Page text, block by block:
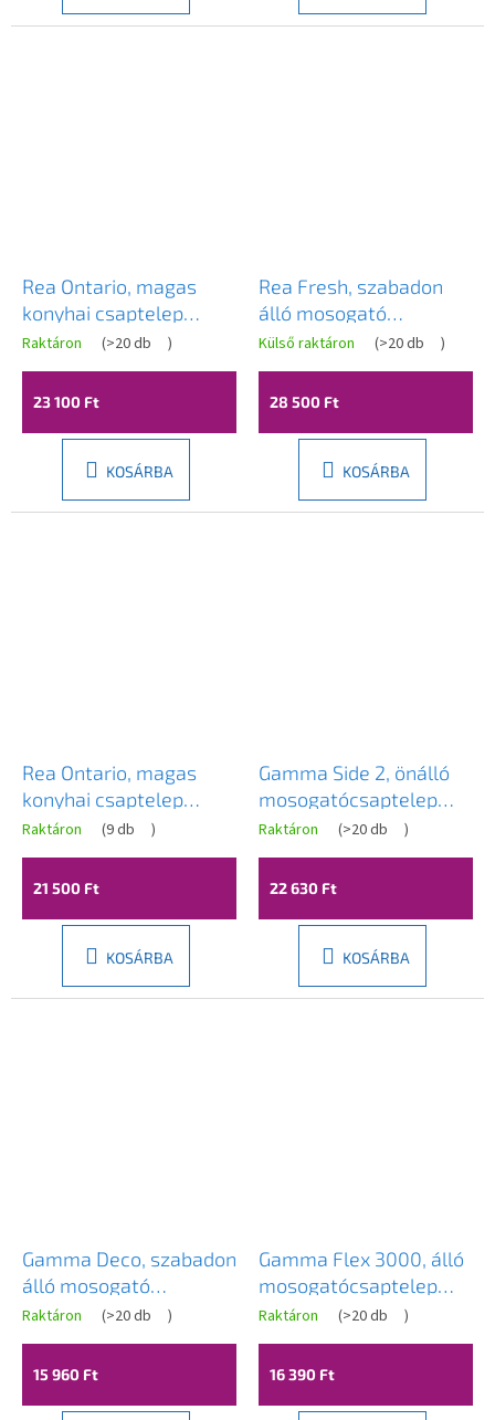
Rea Ontario, magas
konyhai csaptelep
kihúzható zuhanyfejjel,
matt arany, REA-B7575
Raktáron (>20 db )
23 100 Ft
KOSÁRBA
Rea Fresh, szabadon
álló mosogató
csaptelep, arany matt,
REA-B9148
Külső raktáron (>20 db )
28 500 Ft
KOSÁRBA
Rea Ontario, magas
konyhai csaptelep
kihúzható zuhanyfejjel,
matt fekete, REA-B6571
Raktáron (9 db )
21 500 Ft
KOSÁRBA
Gamma Side 2, önálló
mosogatócsaptelep
kihúzható kifolyóval h-
300, matt fekete, GMA-
BSE2-BK
Raktáron (>20 db )
22 630 Ft
KOSÁRBA
Gamma Deco, szabadon
álló mosogató
csaptelep, arany matt,
GMA-BD-BG
A
termék
értékelése
5-
Raktáron (>20 db )
15 960 Ft
Gamma Flex 3000, álló
mosogatócsaptelep
flexibilis karral, matt
fehérarany, GMA-BFX-
3000WHGD
Raktáron (>20 db )
16 390 Ft